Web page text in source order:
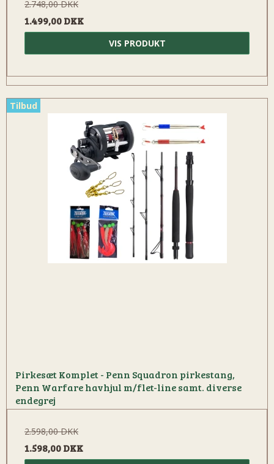
2.748,00 DKK
1.499,00 DKK
VIS PRODUKT
Tilbud
Pirkesæt Komplet - Penn Squadron pirkestang,
Penn Warfare havhjul m/flet-line samt. diverse
endegrej
2.598,00 DKK
1.598,00 DKK